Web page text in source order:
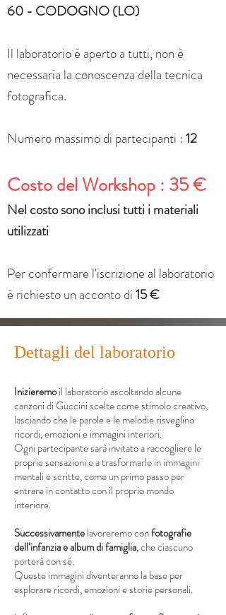
60 - CODOGNO (LO)
Il laboratorio è aperto a tutti, non è
necessaria la conoscenza della tecnica
fotografica.
Numero massimo di partecipanti :12
Costo del Workshop : 35 €
Nel costo sono inclusi tutti i materiali
utilizzati
Per confermare l'iscrizione al laboratorio
è richiesto un acconto di15€
Dettagli del laboratorio
Inizieremoil laboratorio ascoltando alcune
canzoni di Guccini scelte come stimolo creativo,
lasciando che le parole e le melodie risveglino
ricordi, emozioni e immagini interiori.
Ogni partecipante sarà invitato a raccogliere le
proprie sensazioni e a trasformarle in immagini
mentali e scritte, come un primo passo per
entrare in contatto con il proprio mondo
interiore.
Successivamentelavoreremo confotografie
dell’infanzia e album di famiglia, che ciascuno
porterà con sé.
Queste immagini diventeranno la base per
esplorare ricordi, emozioni e storie personali.